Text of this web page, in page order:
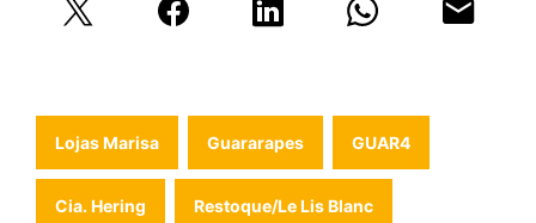
Lojas Marisa Guararapes GUAR4
Cia. Hering Restoque/Le Lis Blanc